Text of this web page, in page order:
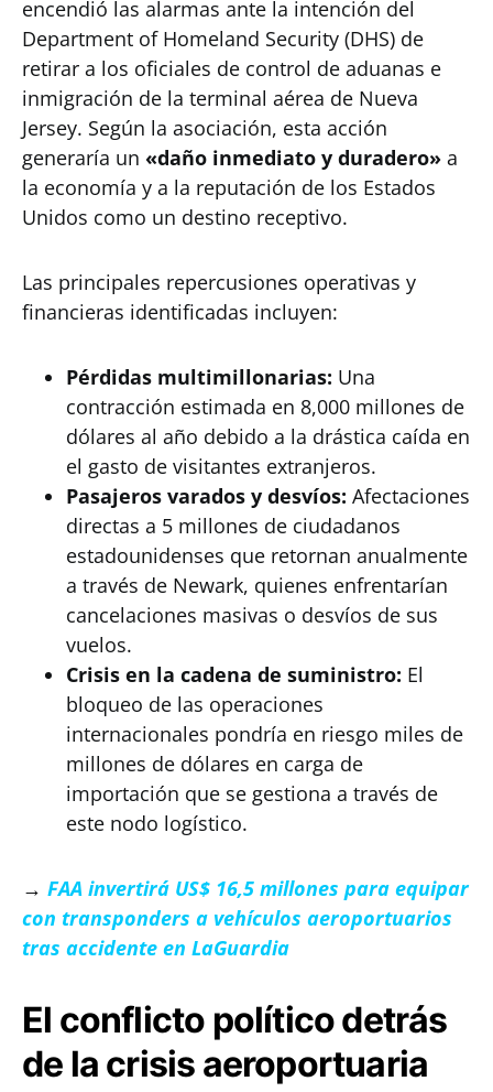
encendió las alarmas ante la intención del
Department of Homeland Security (DHS) de
retirar a los oficiales de control de aduanas e
inmigración de la terminal aérea de Nueva
Jersey. Según la asociación, esta acción
generaría un «daño inmediato y duradero» a
la economía y a la reputación de los Estados
Unidos como un destino receptivo.
Las principales repercusiones operativas y
financieras identificadas incluyen:
Pérdidas multimillonarias: Una
contracción estimada en 8,000 millones de
dólares al año debido a la drástica caída en
el gasto de visitantes extranjeros.
Pasajeros varados y desvíos: Afectaciones
directas a 5 millones de ciudadanos
estadounidenses que retornan anualmente
a través de Newark, quienes enfrentarían
cancelaciones masivas o desvíos de sus
vuelos.
Crisis en la cadena de suministro: El
bloqueo de las operaciones
internacionales pondría en riesgo miles de
millones de dólares en carga de
importación que se gestiona a través de
este nodo logístico.
→ FAA invertirá US$ 16,5 millones para equipar
con transponders a vehículos aeroportuarios
tras accidente en LaGuardia
El conflicto político detrás
de la crisis aeroportuaria